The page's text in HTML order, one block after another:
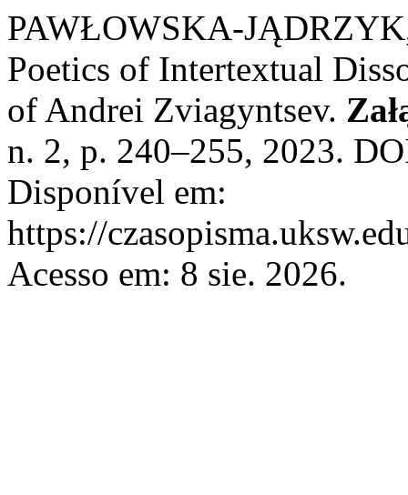
PAWŁOWSKA-
Poetics of Intertextual
of Andrei Zviagyntsev.
n. 2, p. 240–255, 2023.
Disponível em:
https://
Acesso em: 8 sie. 2026.